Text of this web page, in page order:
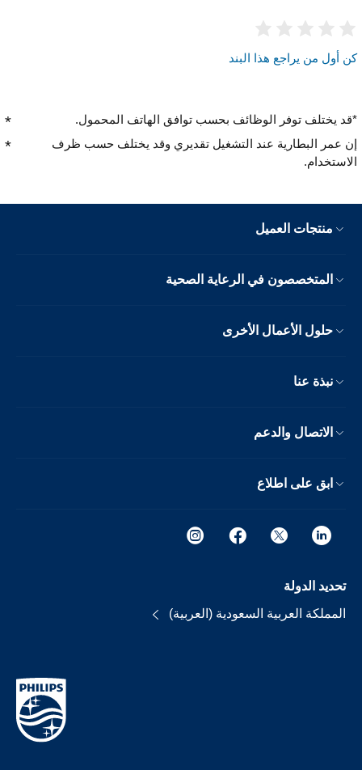
كن أول من يراجع هذا البند
*قد يختلف توفر الوظائف بحسب توافق الهاتف المحمول.
إن عمر البطارية عند التشغيل تقديري وقد يختلف حسب ظرف
الاستخدام.
منتجات العميل
المتخصصون في الرعاية الصحية
حلول الأعمال الأخرى
نبذة عنا
الاتصال والدعم
ابق على اطلاع
تحديد الدولة
المملكة العربية السعودية (العربية)